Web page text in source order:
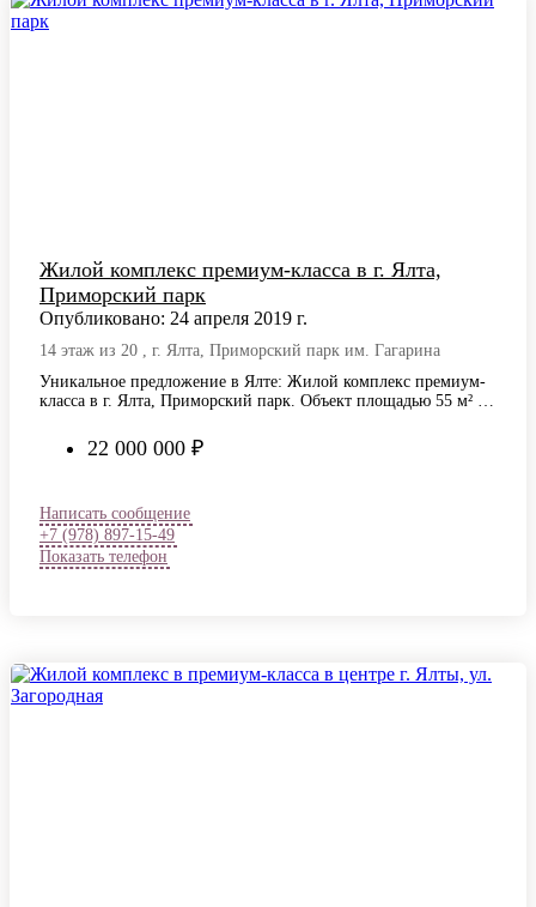
Жилой комплекс премиум-класса в г. Ялта,
Приморский парк
Опубликовано: 24 апреля 2019 г.
14 этаж из 20 , г. Ялта, Приморский парк им. Гагарина
Уникальное предложение в Ялте: Жилой комплекс премиум-
класса в г. Ялта, Приморский парк. Объект площадью 55 м² —
22 000 000 ₽
Написать сообщение
+7 (978) 897-15-49
Показать телефон